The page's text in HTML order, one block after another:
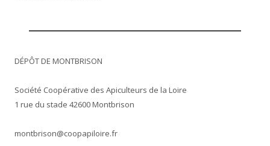
DÉPÔT DE MONTBRISON
Société Coopérative des Apiculteurs de la Loire
1 rue du stade 42600 Montbrison
montbrison@coopapiloire.fr